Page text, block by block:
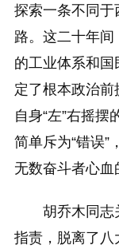
探索一条不同于
路。这二十年
的工业体系和
定了根本政治前
自身“左”右摇
简单斥为“错误”
无数奋斗者心血
胡乔木同志
指责，脱离了八